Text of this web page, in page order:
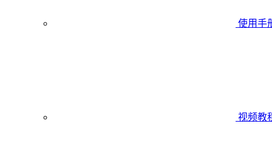
使用手
视频教